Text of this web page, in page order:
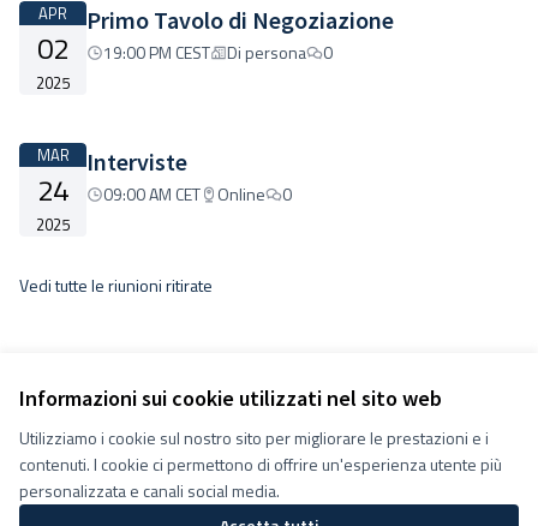
Informazioni sui cookie utilizzati nel sito web
Utilizziamo i cookie sul nostro sito per migliorare le prestazioni e i
contenuti. I cookie ci permettono di offrire un'esperienza utente più
personalizzata e canali social media.
APR
02
2025
Primo Tavolo di Negoziazione
19:00 PM CEST Di persona 0
MAR
24
2025
Interviste
09:00 AM CET Online 0
Vedi tutte le riunioni ritirate
Termini e condizioni d''uso
Impostazioni Cookie
Decidiamo su Facebook
Decidiamo su YouTube